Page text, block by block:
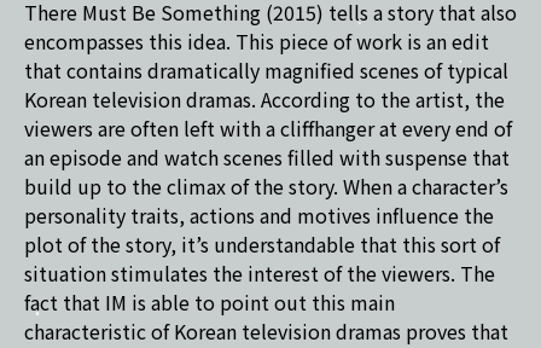
There Must Be Something (2015) tells a story that also
encompasses this idea. This piece of work is an edit
that contains dramatically magnified scenes of typical
Korean television dramas. According to the artist, the
viewers are often left with a cliffhanger at every end of
an episode and watch scenes filled with suspense that
build up to the climax of the story. When a character’s
personality traits, actions and motives influence the
plot of the story, it’s understandable that this sort of
situation stimulates the interest of the viewers. The
fact that IM is able to point out this main
characteristic of Korean television dramas proves that